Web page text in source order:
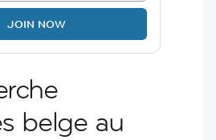
JOIN NOW
belge au